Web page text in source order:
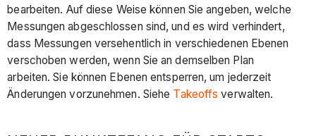
bearbeiten. Auf diese Weise können Sie angeben, welche
Messungen abgeschlossen sind, und es wird verhindert,
dass Messungen versehentlich in verschiedenen Ebenen
verschoben werden, wenn Sie an demselben Plan
arbeiten. Sie können Ebenen entsperren, um jederzeit
Änderungen vorzunehmen. Siehe Takeoffs verwalten.